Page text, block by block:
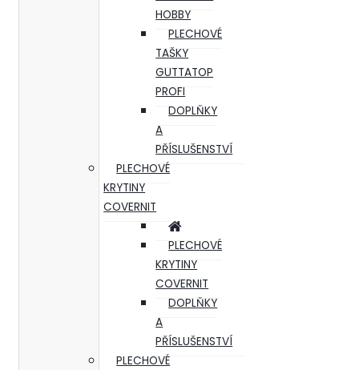
HOBBY
PLECHOVÉ
TAŠKY
GUTTATOP
PROFI
DOPLŇKY
A
PŘÍSLUŠENSTVÍ
PLECHOVÉ
KRYTINY
COVERNIT
PLECHOVÉ
KRYTINY
COVERNIT
DOPLŇKY
A
PŘÍSLUŠENSTVÍ
PLECHOVÉ